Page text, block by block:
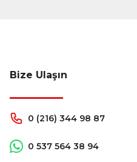
Bize Ulaşın
0 (216) 344 98 87
0 537 564 38 94